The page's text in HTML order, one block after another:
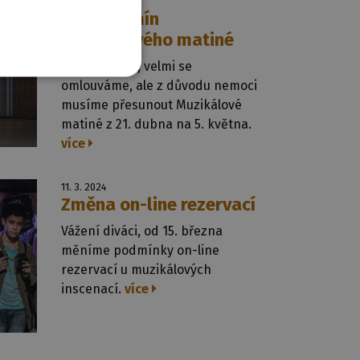
Nový termín
Muzikálového matiné
Vážení diváci, velmi se
omlouváme, ale z důvodu nemoci
musíme přesunout Muzikálové
matiné z 21. dubna na 5. května.
více
11. 3. 2024
Změna on-line rezervací
Vážení diváci, od 15. března
měníme podmínky on-line
rezervací u muzikálových
inscenací. více